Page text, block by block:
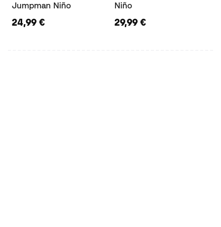
Jumpman Niño
24,99 €
Niño
29,99 €